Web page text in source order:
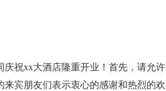
祝xx大酒店隆重开业！首先，请允许
宾朋友们表示衷心的感谢和热烈的欢